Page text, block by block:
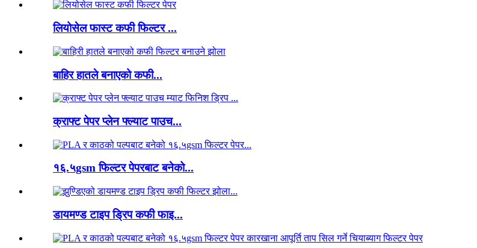
लियोसेल फास्ट कफी फिल्टर ...
बाहिर हातले बनाएको कफी...
क्राफ्ट पेपर प्लेन फ्ल्याट पाउच...
१६.५gsm फिल्टर पेपरबाट बनेको...
डायमण्ड टाइप ड्रिप कफी फाइ...